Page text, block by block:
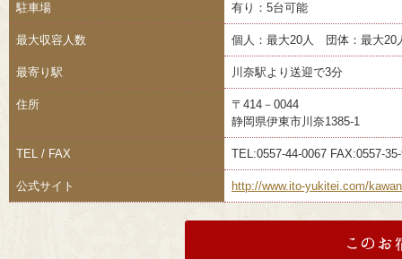
駐車場 有り：5台可能
最大収容人数 個人：最大20人 団体：最大20
最寄り駅 川奈駅より送迎で3分
住所
〒414－0044
静岡県伊東市川奈1385-1
TEL / FAX TEL:0557-44-0067 FAX:0557-
公式サイト http://www.ito-yukitei.com/